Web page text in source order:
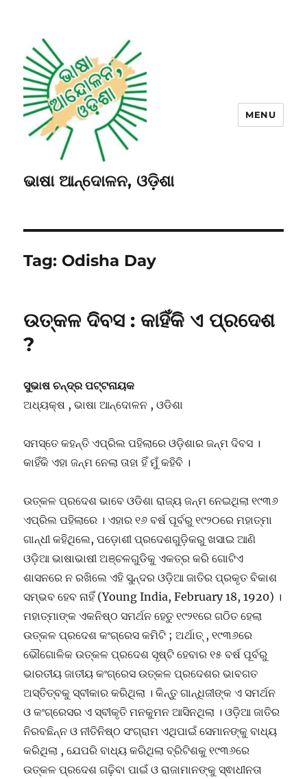
ଭାଷା ଆନ୍ଦୋଳନ, ଓଡ଼ିଶା
MENU
Tag: Odisha Day
ଉତ୍କଳ ଦିବସ : କାହିଁକି ଏ ପ୍ରଦେଶ
?
ସୁଭାଷ ଚନ୍ଦ୍ର ପଟ୍ଟନାୟକ
ଅଧ୍ୟକ୍ଷ , ଭାଷା ଆନ୍ଦୋଳନ , ଓଡିଶା
ସମସ୍ତେ କହନ୍ତି ଏପ୍ରିଲ ପହିଲାରେ ଓଡ଼ିଶାର ଜନ୍ମ ଦିବସ ।
କାହିଁକି ଏହା ଜନ୍ମ ନେଲା ତାହା ହିଁ ମୁଁ କହିବି ।
ଉତ୍କଳ ପ୍ରଦେଶ ଭାବେ ଓଡିଶା ରାଜ୍ୟ ଜନ୍ମ ନେଇଥିଲା ୧୯୩୬
ଏପ୍ରିଲ ପହିଲାରେ । ଏହାର ୧୬ ବର୍ଷ ପୂର୍ବରୁ ୧୯୨୦ରେ ମହାତ୍ମା
ଗାନ୍ଧୀ କହିଥିଲେ, ପଡ଼ୋଶୀ ପ୍ରଦେଶଗୁଡ଼ିକରୁ ଖସାଇ ଆଣି
ଓଡ଼ିଆ ଭାଷାଭାଷୀ ଅଞ୍ଚଳଗୁଡିକୁ ଏକତ୍ର କରି ଗୋଟିଏ
ଶାସନରେ ନ ରଖିଲେ ଏହି ସୁନ୍ଦର ଓଡ଼ିଆ ଜାତିର ପ୍ରକୃତ ବିକାଶ
ସମ୍ଭବ ହେବ ନାହିଁ (Young India, February 18, 1920) ।
ମହାତ୍ମାଙ୍କ ଏକନିଷ୍ଠ ସମର୍ଥନ ହେତୁ ୧୯୨୧ରେ ଗଠିତ ହେଲା
ଉତ୍କଳ ପ୍ରଦେଶ କଂଗ୍ରେସ କମିଟି ; ଅର୍ଥାତ୍ , ୧୯୩୬ରେ
ଭୌଗୋଳିକ ଉତ୍କଳ ପ୍ରଦେଶ ସୃଷ୍ଟି ହେବାର ୧୫ ବର୍ଷ ପୂର୍ବରୁ
ଭାରତୀୟ ଜାତୀୟ କଂଗ୍ରେସ ଉତ୍କଳ ପ୍ରଦେଶର ଭାବଗତ
ଅସ୍ତିତ୍ବକୁ ସ୍ବୀକାର କରିଥିଲା । କିନ୍ତୁ ଗାନ୍ଧିଜୀଙ୍କ ଏ ସମର୍ଥନ
ଓ କଂଗ୍ରେସର ଏ ସ୍ବୀକୃତି ମନକୁମନ ଆସିନଥିଲା । ଓଡ଼ିଆ ଜାତିର
ନିରବଛିନ୍ନ ଓ ନୀତିନିଷ୍ଠ ସଂଗ୍ରାମ ଏଥିପାଇଁ ସେମାନଙ୍କୁ ବାଧ୍ୟ
କରିଥିଲା , ଯେପରି ବାଧ୍ୟ କରିଥିଲା ବ୍ରିଟିଶକୁ ୧୯୩୬ରେ
ଉତ୍କଳ ପ୍ରଦେଶ ଗଢ଼ିବା ପାଇଁ ଓ ରାଜାମାନଙ୍କୁ ସ୍ଵାଧୀନତା